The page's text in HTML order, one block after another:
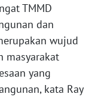
TMMD
dan
wujud
masyarakat
yang
kata Ray